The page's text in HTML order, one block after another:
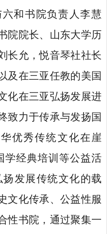
和书院负责人李慧
院院长、山东大学历
长允，悦音琴社社长
及在三亚任教的美国
化在三亚弘扬发展进
致力于传承与发扬国
优秀传统文化在崖
学经典培训等公益活
发展传统文化的载
文化传承、公益性服
性书院，通过聚集一